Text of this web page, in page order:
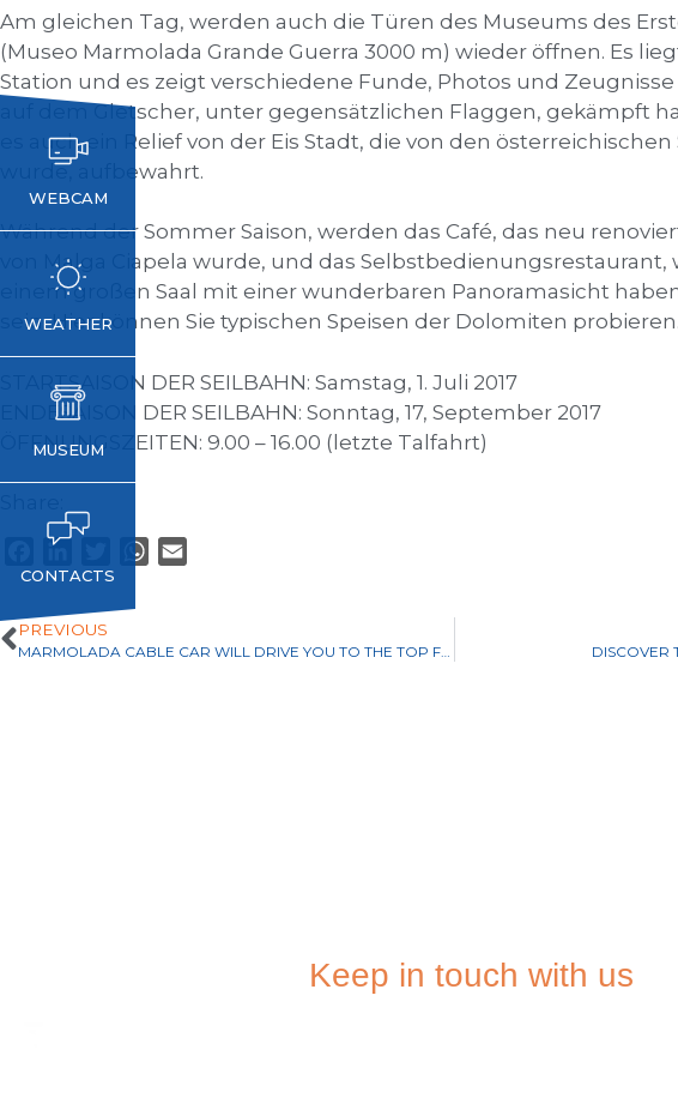
Am gleichen Tag, werden auch die Türen des Museums des
(Museo Marmolada Grande Guerra 3000 m) wieder öffnen. Es
Station und es zeigt verschiedene Funde, Photos und
auf dem Gletscher, unter gegensätzlichen Flaggen, gekämpft
es auch ein Relief von der Eis Stadt, die von den
wurde, aufbewahrt.
Während der Sommer Saison, werden das Café, das neu
von Malga Ciapela wurde, und das Selbstbedienungsrestaurant,
einem großen Saal mit einer wunderbaren Panoramasicht
sein. Hier können Sie typischen Speisen der Dolomiten probieren.
STARTSAISON DER SEILBAHN: Samstag, 1. Juli 2017
ENDESAISON DER SEILBAHN: Sonntag, 17, September 2017
ÖFFNUNGSZEITEN: 9.00 – 16.00 (letzte Talfahrt)
a
e
i
n
k
w
i
W
PREVIOUS
MARMOLADA CABLE CAR WILL DRIVE YOU TO THE TOP FROM JULY 1! DISCOVER
WEBCAM
WEATHER
MUSEUM
CONTACTS
Keep in touch with us